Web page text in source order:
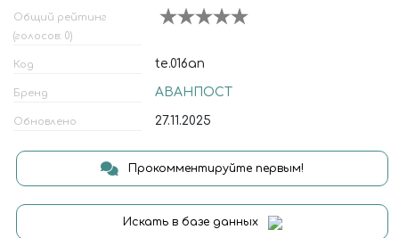
Общий рейтинг
(голосов: 0)
Код te.016ап
Бренд АВАНПОСТ
Обновлено 27.11.2025
Прокомментируйте первым!
Искать в базе данных